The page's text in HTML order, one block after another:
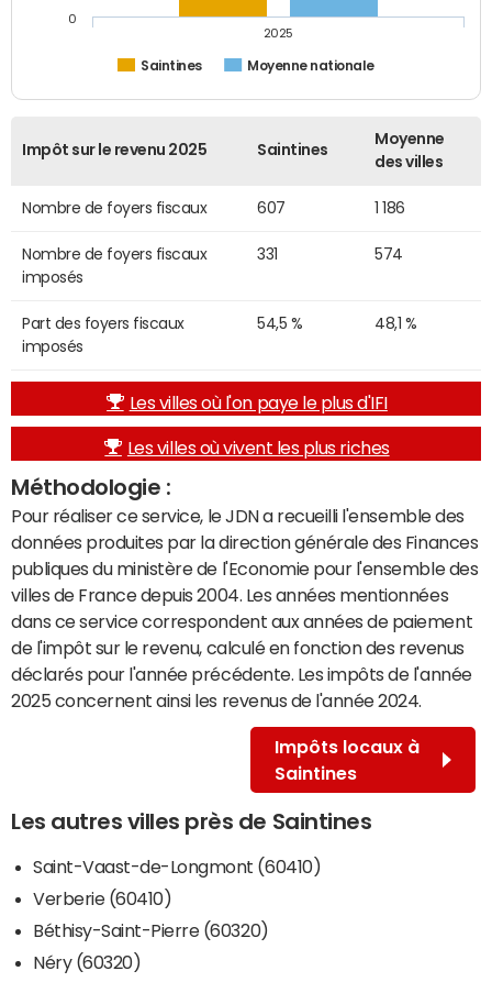
Saintines Moyenne nationale
2025
0
Impôt sur le revenu 2025 Saintines
Moyenne
des villes
Nombre de foyers fiscaux 607 1 186
Nombre de foyers fiscaux
imposés
331 574
Part des foyers fiscaux
imposés
54,5 % 48,1 %
Les villes où l'on paye le plus d'IFI
Les villes où vivent les plus riches
Méthodologie :
Pour réaliser ce service, le JDN a recueilli l'ensemble des
données produites par la direction générale des Finances
publiques du ministère de l'Economie pour l'ensemble des
villes de France depuis 2004. Les années mentionnées
dans ce service correspondent aux années de paiement
de l'impôt sur le revenu, calculé en fonction des revenus
déclarés pour l'année précédente. Les impôts de l'année
2025 concernent ainsi les revenus de l'année 2024.
Impôts locaux à
Saintines
Les autres villes près de Saintines
Saint-Vaast-de-Longmont (60410)
Verberie (60410)
Béthisy-Saint-Pierre (60320)
Néry (60320)